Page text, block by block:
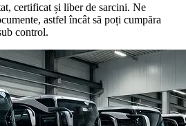
certificat și liber de sarcini. Ne
astfel încât să poți cumpăra
control.